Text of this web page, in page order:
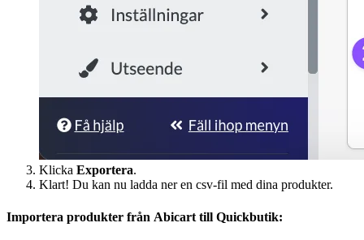
Klicka Exportera.
Klart! Du kan nu ladda ner en csv-fil med dina produkter.
Importera produkter från Abicart till Quickbutik: